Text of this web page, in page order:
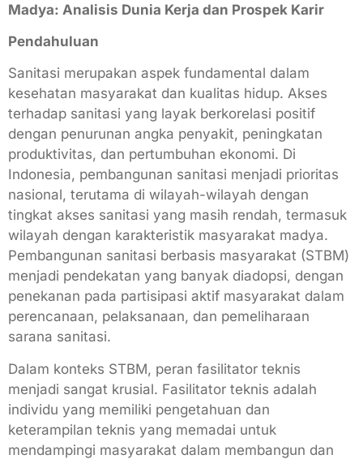
Madya: Analisis Dunia Kerja dan Prospek Karir
Pendahuluan
Sanitasi merupakan aspek fundamental dalam
kesehatan masyarakat dan kualitas hidup. Akses
terhadap sanitasi yang layak berkorelasi positif
dengan penurunan angka penyakit, peningkatan
produktivitas, dan pertumbuhan ekonomi. Di
Indonesia, pembangunan sanitasi menjadi prioritas
nasional, terutama di wilayah-wilayah dengan
tingkat akses sanitasi yang masih rendah, termasuk
wilayah dengan karakteristik masyarakat madya.
Pembangunan sanitasi berbasis masyarakat (STBM)
menjadi pendekatan yang banyak diadopsi, dengan
penekanan pada partisipasi aktif masyarakat dalam
perencanaan, pelaksanaan, dan pemeliharaan
sarana sanitasi.
Dalam konteks STBM, peran fasilitator teknis
menjadi sangat krusial. Fasilitator teknis adalah
individu yang memiliki pengetahuan dan
keterampilan teknis yang memadai untuk
mendampingi masyarakat dalam membangun dan